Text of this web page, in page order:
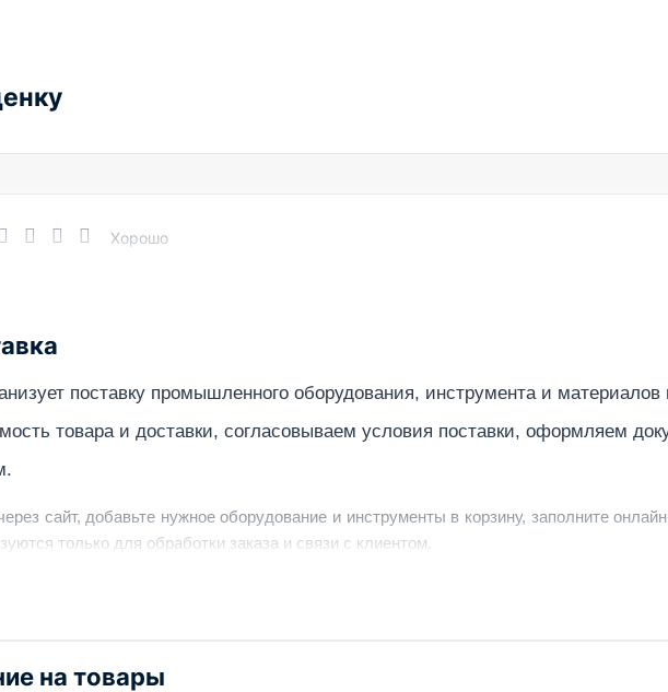
Хорошо
поставку промышленного оборудования, инструмента и материалов
товара и доставки, согласовываем условия поставки, оформляем
сайт, добавьте нужное оборудование и инструменты в корзину, заполните
только для обработки заказа и связи с клиентом.
с вами, чтобы подтвердить заявку, уточнить детали, рассчитать стоимость
на товары